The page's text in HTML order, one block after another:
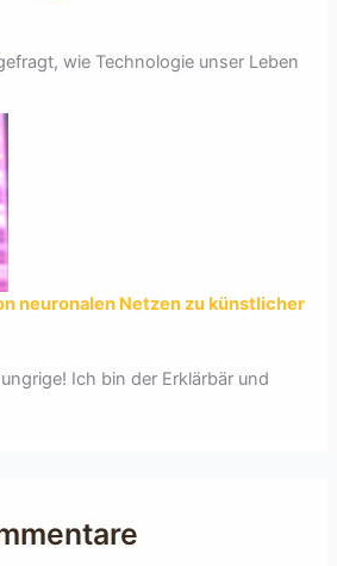
wie Technologie unser Leben
neuronalen Netzen zu künstlicher
Ich bin der Erklärbär und